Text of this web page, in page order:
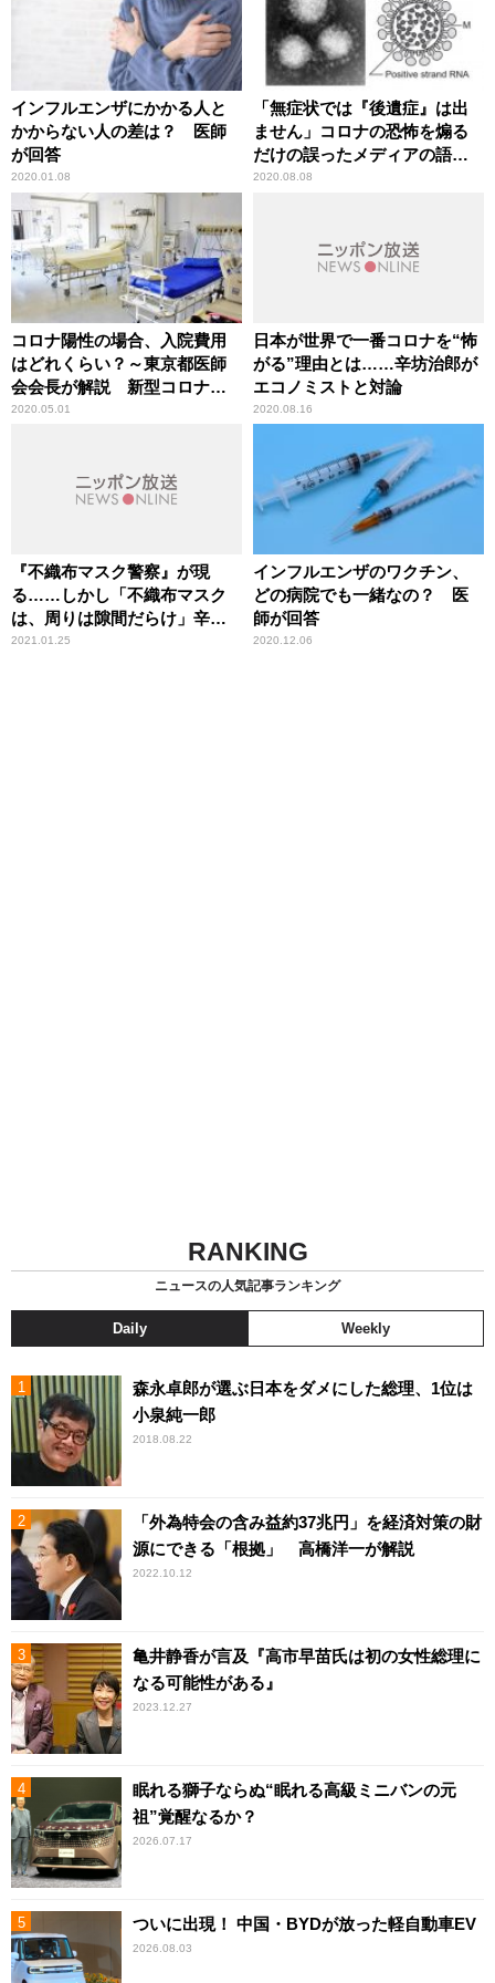
インフルエンザにかかる人と
かからない人の差は？ 医師
が回答
2020.01.08
「無症状では『後遺症』は出
ません」コロナの恐怖を煽る
だけの誤ったメディアの語法
に辛坊治郎が異議
2020.08.08
コロナ陽性の場合、入院費用
はどれくらい？～東京都医師
会会長が解説 新型コロナウ
イルス感染症
2020.05.01
日本が世界で一番コロナを“怖
がる”理由とは……辛坊治郎が
エコノミストと対論
2020.08.16
『不織布マスク警察』が現
る……しかし「不織布マスク
は、周りは隙間だらけ」辛坊
治郎が指摘
2021.01.25
インフルエンザのワクチン、
どの病院でも一緒なの？ 医
師が回答
2020.12.06
RANKING
ニュースの人気記事ランキング
Daily Weekly
森永卓郎が選ぶ日本をダメにした総理、1位は
小泉純一郎
2018.08.22
「外為特会の含み益約37兆円」を経済対策の財
源にできる「根拠」 高橋洋一が解説
2022.10.12
亀井静香が言及『高市早苗氏は初の女性総理に
なる可能性がある』
2023.12.27
眠れる獅子ならぬ“眠れる高級ミニバンの元
祖”覚醒なるか？
2026.07.17
ついに出現！ 中国・BYDが放った軽自動車EV
2026.08.03